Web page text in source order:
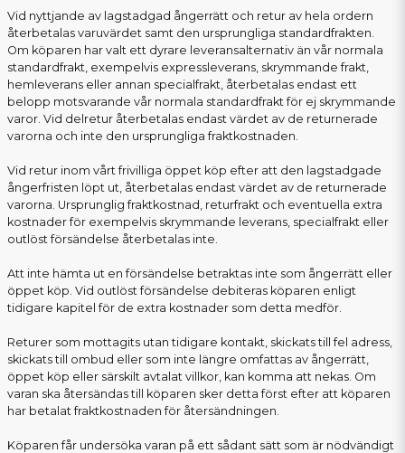
Vid nyttjande av lagstadgad ångerrätt och retur av hela ordern
återbetalas varuvärdet samt den ursprungliga standardfrakten.
Om köparen har valt ett dyrare leveransalternativ än vår normala
standardfrakt, exempelvis expressleverans, skrymmande frakt,
hemleverans eller annan specialfrakt, återbetalas endast ett
belopp motsvarande vår normala standardfrakt för ej skrymmande
varor. Vid delretur återbetalas endast värdet av de returnerade
varorna och inte den ursprungliga fraktkostnaden.
Vid retur inom vårt frivilliga öppet köp efter att den lagstadgade
ångerfristen löpt ut, återbetalas endast värdet av de returnerade
varorna. Ursprunglig fraktkostnad, returfrakt och eventuella extra
kostnader för exempelvis skrymmande leverans, specialfrakt eller
outlöst försändelse återbetalas inte.
Att inte hämta ut en försändelse betraktas inte som ångerrätt eller
öppet köp. Vid outlöst försändelse debiteras köparen enligt
tidigare kapitel för de extra kostnader som detta medför.
Returer som mottagits utan tidigare kontakt, skickats till fel adress,
skickats till ombud eller som inte längre omfattas av ångerrätt,
öppet köp eller särskilt avtalat villkor, kan komma att nekas. Om
varan ska återsändas till köparen sker detta först efter att köparen
har betalat fraktkostnaden för återsändningen.
Köparen får undersöka varan på ett sådant sätt som är nödvändigt